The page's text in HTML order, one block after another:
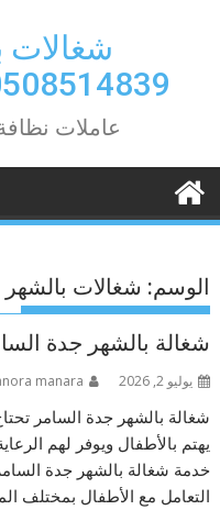
شغالات
0557536152
عاملات نظافة جده
الوسم: شغالات
شغالة بالشهر جدة السامر
يوليو 2, 2026 manara
شغالة بالشهر جدة السامر
يهتم بالأطفال ويوفر لهم
خدمة شغالة بالشهر جدة
التعامل مع الأطفال بمختلف